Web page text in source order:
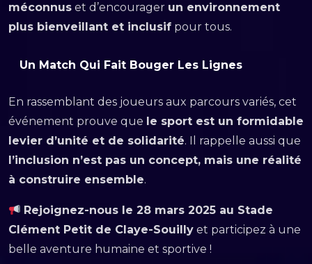
méconnus et d’encourager un environnement
plus bienveillant et inclusif pour tous.
Un Match Qui Fait Bouger Les Lignes
En rassemblant des joueurs aux parcours variés, cet
événement prouve que le sport est un formidable
levier d’unité et de solidarité. Il rappelle aussi que
l’inclusion n’est pas un concept, mais une réalité
à construire ensemble.
Rejoignez-nous le 28 mars 2025 au Stade
Clément Petit de Claye-Souilly et participez à une
belle aventure humaine et sportive !